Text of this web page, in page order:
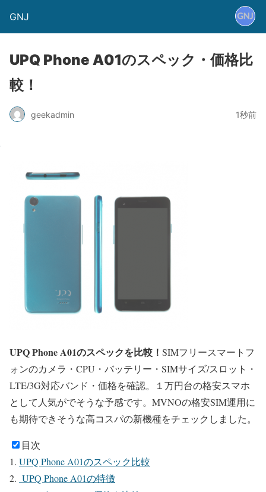
GNJ
UPQ Phone A01のスペック・価格比
較！
geekadmin 1秒前
UPQ Phone A01のスペックを比較！ SIMフリースマートフ
ォンのカメラ・CPU・バッテリー・SIMサイズ/スロット・
LTE/3G対応バンド・価格を確認。１万円台の格安スマホ
として人気がでそうな予感です。MVNOの格安SIM運用に
も期待できそうな高コスパの新機種をチェックしました。
目次
UPQ Phone A01のスペック比較
UPQ Phone A01の特徴